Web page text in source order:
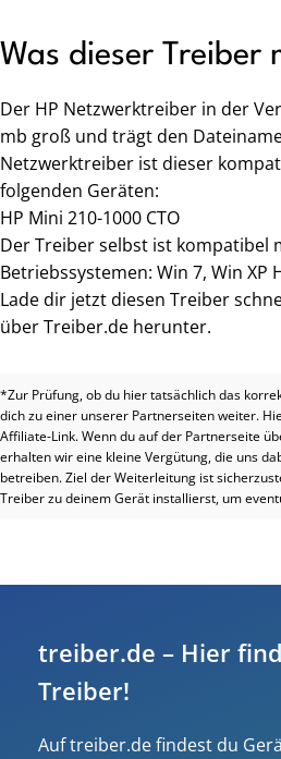
Was dieser Treiber
Der HP Netzwerktreiber in der
mb groß und trägt den
Netzwerktreiber ist dieser
folgenden Geräten:
HP Mini 210-1000 CTO
Der Treiber selbst ist kompatibel
Betriebssystemen: Win 7, Win XP
Lade dir jetzt diesen Treiber
über Treiber.de herunter.
*Zur Prüfung, ob du hier tatsächlich das
dich zu einer unserer Partnerseiten weiter.
Affiliate-Link. Wenn du auf der Partnerseite
erhalten wir eine kleine Vergütung, die uns
betreiben. Ziel der Weiterleitung ist
Treiber zu deinem Gerät installierst, um
treiber.de – Hier
Treiber!
Auf treiber.de findest du